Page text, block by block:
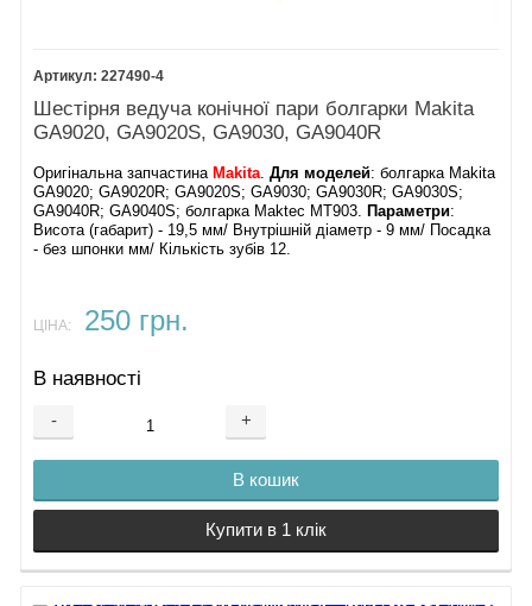
227490-4
Шестірня ведуча конічної пари болгарки Makita
GA9020, GA9020S, GA9030, GA9040R
Оригінальна запчастина Makita .Для моделей: болгарка Makita
GA9020; GA9020R; GA9020S; GA9030; GA9030R; GA9030S;
GA9040R; GA9040S; болгарка Maktec MT903.
Параметри:
Висота (габарит) - 19,5 мм/ Внутрішній діаметр - 9 мм/ Посадка
- без шпонки мм/ Кількість зубів 12.
ЦІНА: 250 грн.
В наявності
- +
В кошик
Купити в 1 клік